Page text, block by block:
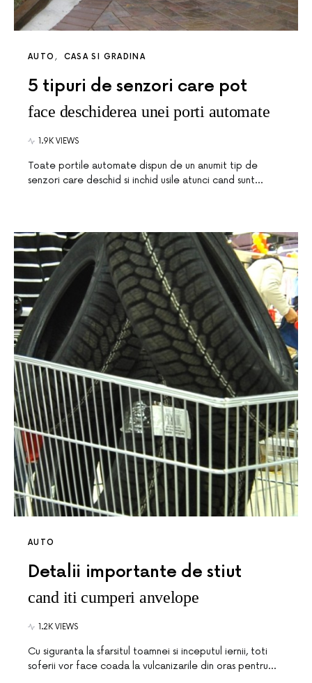
AUTO CASA SI GRADINA
5 tipuri de senzori care pot
face deschiderea unei porti automate
1.9K VIEWS
Toate portile automate dispun de un anumit tip de
senzori care deschid si inchid usile atunci cand sunt…
AUTO
Detalii importante de stiut
cand iti cumperi anvelope
1.2K VIEWS
Cu siguranta la sfarsitul toamnei si inceputul iernii, toti
soferii vor face coada la vulcanizarile din oras pentru…